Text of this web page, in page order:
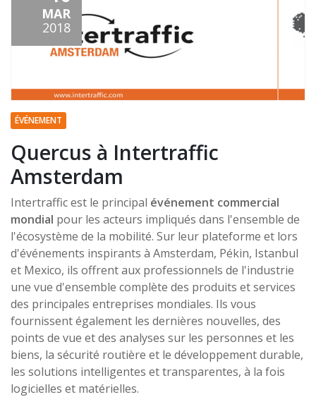
MAR
2018
ÉVÉNEMENT
Quercus à Intertraffic
Amsterdam
Intertraffic est le principal événement commercial
mondial pour les acteurs impliqués dans l'ensemble de
l'écosystème de la mobilité. Sur leur plateforme et lors
d'événements inspirants à Amsterdam, Pékin, Istanbul
et Mexico, ils offrent aux professionnels de l'industrie
une vue d'ensemble complète des produits et services
des principales entreprises mondiales. Ils vous
fournissent également les dernières nouvelles, des
points de vue et des analyses sur les personnes et les
biens, la sécurité routière et le développement durable,
les solutions intelligentes et transparentes, à la fois
logicielles et matérielles.